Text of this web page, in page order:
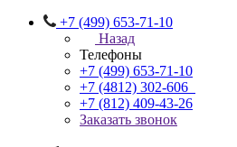
+7 (499) 653-71-10
Назад
Телефоны
+7 (499) 653-71-10
+7 (4812) 302-606
+7 (812) 409-43-26
Заказать звонок